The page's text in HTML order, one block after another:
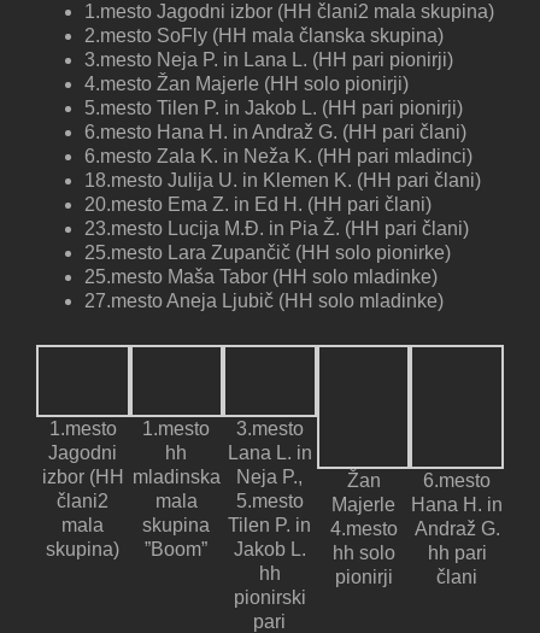
1.mesto Jagodni izbor (HH člani2 mala skupina)
2.mesto SoFly (HH mala članska skupina)
3.mesto Neja P. in Lana L. (HH pari pionirji)
4.mesto Žan Majerle (HH solo pionirji)
5.mesto Tilen P. in Jakob L. (HH pari pionirji)
6.mesto Hana H. in Andraž G. (HH pari člani)
6.mesto Zala K. in Neža K. (HH pari mladinci)
18.mesto Julija U. in Klemen K. (HH pari člani)
20.mesto Ema Z. in Ed H. (HH pari člani)
23.mesto Lucija M.Đ. in Pia Ž. (HH pari člani)
25.mesto Lara Zupančič (HH solo pionirke)
25.mesto Maša Tabor (HH solo mladinke)
27.mesto Aneja Ljubič (HH solo mladinke)
1.mesto
Jagodni
izbor (HH
člani2
mala
skupina)
1.mesto
hh
mladinska
mala
skupina
”Boom”
3.mesto
Lana L. in
Neja P.,
5.mesto
Tilen P. in
Jakob L.
hh
pionirski
pari
Žan
Majerle
4.mesto
hh solo
pionirji
6.mesto
Hana H. in
Andraž G.
hh pari
člani